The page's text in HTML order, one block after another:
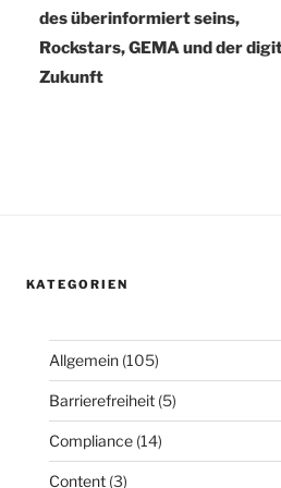
des überinformiert seins,
Rockstars, GEMA und der
Zukunft
KATEGORIEN
Allgemein (105)
Barrierefreiheit (5)
Compliance (14)
Content (3)